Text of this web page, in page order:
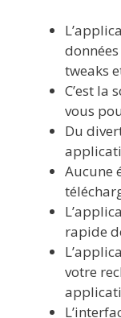
tweaks
C’est la
vous
Du
Aucune
rapide
votre